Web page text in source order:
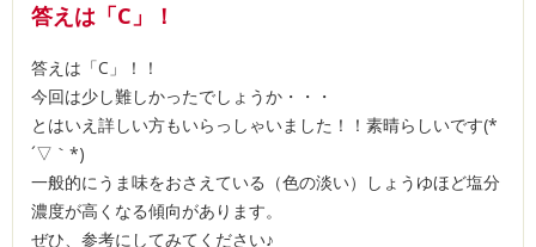
答えは「C」！
答えは「C」！！
今回は少し難しかったでしょうか・・・
とはいえ詳しい方もいらっしゃいました！！素晴らしいです(*
´▽｀*)
一般的にうま味をおさえている（色の淡い）しょうゆほど塩分
濃度が高くなる傾向があります。
ぜひ、参考にしてみてください♪